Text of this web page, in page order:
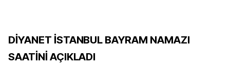
DİYANET İSTANBUL BAYRAM NAMAZI
SAATİNİ AÇIKLADI